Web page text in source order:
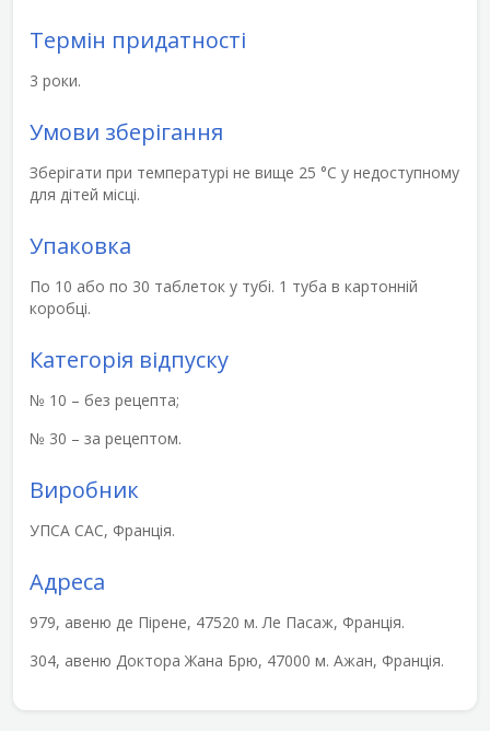
Термін придатності
3 роки.
Умови зберігання
Зберігати при температурі не вище 25 °С у недоступному
для дітей місці.
Упаковка
По 10 або по 30 таблеток у тубі. 1 туба в картонній
коробці.
Категорія відпуску
№ 10 – без рецепта;
№ 30 – за рецептом.
Виробник
УПСА САС, Франція.
Адреса
979, авеню де Пірене, 47520 м. Ле Пасаж, Франція.
304, авеню Доктора Жана Брю, 47000 м. Ажан, Франція.